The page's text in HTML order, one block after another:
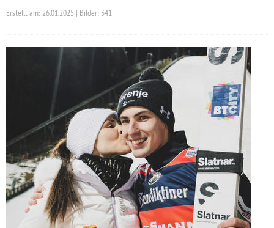
Erstellt am: 26.01.2025 | Bilder: 341